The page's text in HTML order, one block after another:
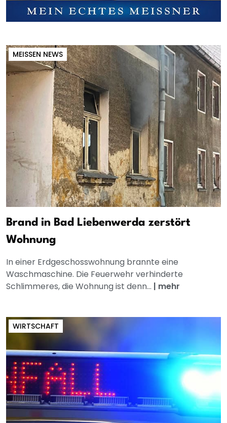
MEISSEN NEWS
Brand in Bad Liebenwerda zerstört
Wohnung
In einer Erdgeschosswohnung brannte eine
Waschmaschine. Die Feuerwehr verhinderte
Schlimmeres, die Wohnung ist denn... | mehr
WIRTSCHAFT